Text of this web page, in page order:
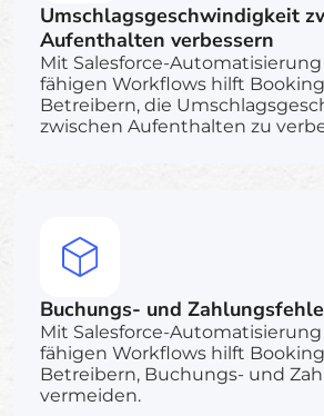
Umschlagsgeschwindigkeit
Aufenthalten verbessern
Mit Salesforce-
fähigen Workflows hilft
Betreibern, die
zwischen Aufenthalten zu
Buchungs- und
Mit Salesforce-
fähigen Workflows hilft
Betreibern, Buchungs- und
vermeiden.